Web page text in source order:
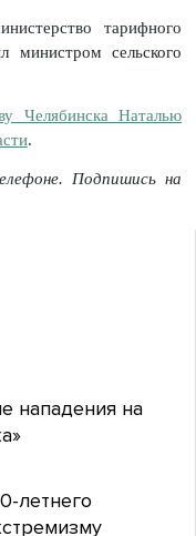
тарифного
министром сельского
Челябинска Наталью
.
Подпишись на
нападения на
летнего